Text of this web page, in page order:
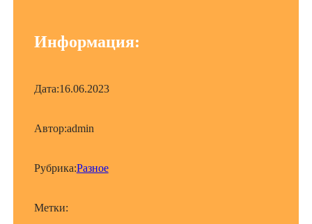
Информация:
Дата:16.06.2023
Автор:admin
Рубрика:Разное
Метки: